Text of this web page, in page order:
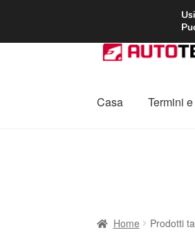
Vai
alla
Vai
al
Casa Termini
Home Prodotti